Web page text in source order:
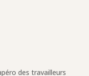
des travailleurs